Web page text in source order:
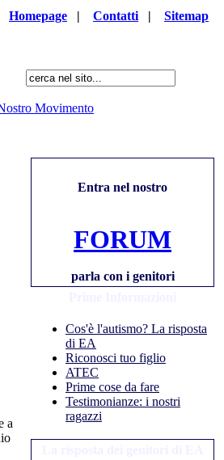
Homepage | Contatti | Sitemap
Movimento
a
Entra nel nostro
FORUM
parla con i genitori
Cos'è l'autismo? La risposta
di EA
Riconosci tuo figlio
ATEC
Prime cose da fare
Testimonianze: i nostri
ragazzi